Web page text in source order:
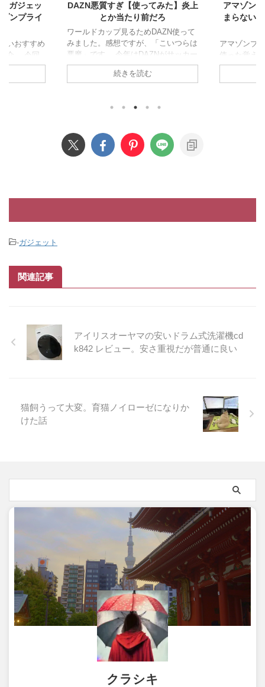
ガジェッ
ンプライ
いおすすめ
介。 今回
メ枠、ガジ
DAZN悪質すぎ【使ってみた】炎上
とか当たり前だろ
ワールドカップ見るためDAZN使って
みました。感想ですが、「こいつらは
悪魔」です。 今年はDAZNがサッカー
W杯2026のネット配信。テレビない層
はDAZN一択という状況なので契約し
い合わせガン無視のサポート、悪質な
続け全然サッカーに集中できません。
980円年間プラン詐欺(実は26,340円)
まず公式が謝罪するほど大問題になっ
続きを読む
アマゾン
まらない
アマゾンプ
使った覚え
全然使って
-ガジェット
関連記事
アイリスオーヤマの安いドラム式洗濯機cd
k842 レビュー。安さ重視だが普通に良い
猫飼うって大変。育猫ノイローゼになりか
けた話
クラシキ